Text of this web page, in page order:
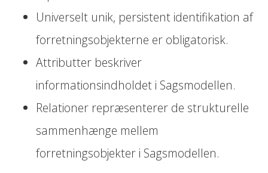
Universelt unik, persistent identifikation af
forretningsobjekterne er obligatorisk.
Attributter beskriver
informationsindholdet i Sagsmodellen.
Relationer repræsenterer de strukturelle
sammenhænge mellem
forretningsobjekter i Sagsmodellen.